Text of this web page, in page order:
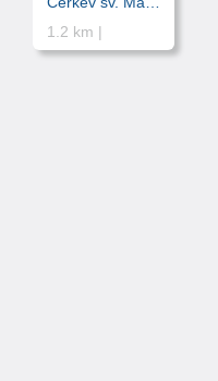
1.2 km |